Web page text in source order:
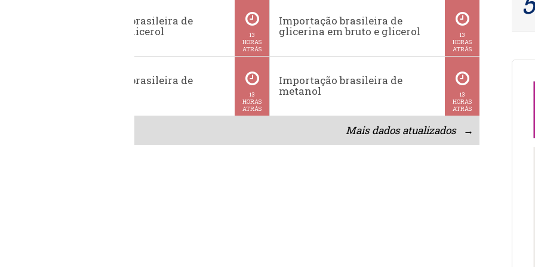
Exportação brasileira de
glicerina e glicerol
13
HORAS
ATRÁS
Importação brasileira de
glicerina em bruto e glicerol
13
HORAS
ATRÁS
Exportação brasileira de
13
HORAS
ATRÁS
Importação brasileira de
metanol
13
HORAS
ATRÁS
Mais dados atualizados →